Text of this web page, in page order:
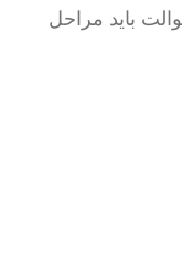
باید مراحل